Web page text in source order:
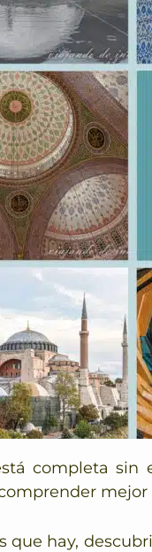
completa sin
mejor
que hay,